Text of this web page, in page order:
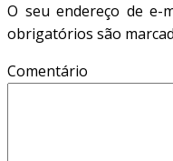
O seu endereço de e-
obrigatórios são